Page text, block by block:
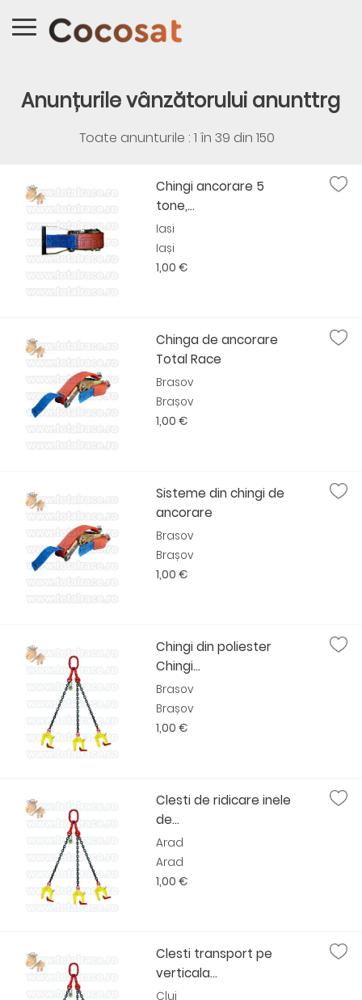
Anunțurile vânzătorului anunttrg
Toate anunturile : 1 în 39 din 150
Chingi ancorare 5
tone,...
Iasi
Iași
1,00 €
Chinga de ancorare
Total Race
Brasov
Brașov
1,00 €
Sisteme din chingi de
ancorare
Brasov
Brașov
1,00 €
Chingi din poliester
Chingi...
Brasov
Brașov
1,00 €
Clesti de ridicare inele
de...
Arad
Arad
1,00 €
Clesti transport pe
verticala...
Cluj